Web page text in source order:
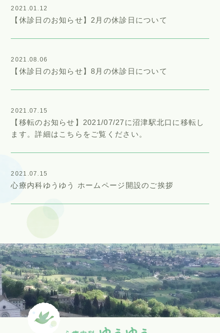
2021.01.12
【休診日のお知らせ】2月の休診日について
2021.08.06
【休診日のお知らせ】8月の休診日について
2021.07.15
【移転のお知らせ】2021/07/27に沼津駅北口に移転し
ます。詳細はこちらをご覧ください。
2021.07.15
心療内科ゆうゆう ホームページ開設のご挨拶